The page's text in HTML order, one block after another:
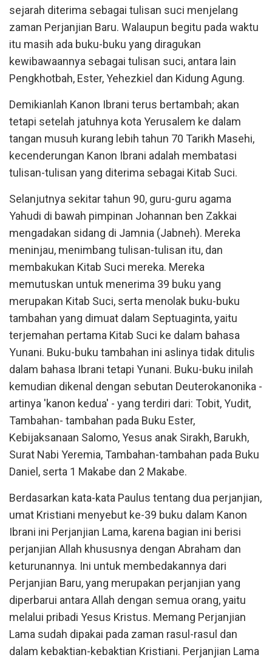
sejarah diterima sebagai tulisan suci menjelang
zaman Perjanjian Baru. Walaupun begitu pada waktu
itu masih ada buku-buku yang diragukan
kewibawaannya sebagai tulisan suci, antara lain
Pengkhotbah, Ester, Yehezkiel dan Kidung Agung.
Demikianlah Kanon Ibrani terus bertambah; akan
tetapi setelah jatuhnya kota Yerusalem ke dalam
tangan musuh kurang lebih tahun 70 Tarikh Masehi,
kecenderungan Kanon Ibrani adalah membatasi
tulisan-tulisan yang diterima sebagai Kitab Suci.
Selanjutnya sekitar tahun 90, guru-guru agama
Yahudi di bawah pimpinan Johannan ben Zakkai
mengadakan sidang di Jamnia (Jabneh). Mereka
meninjau, menimbang tulisan-tulisan itu, dan
membakukan Kitab Suci mereka. Mereka
memutuskan untuk menerima 39 buku yang
merupakan Kitab Suci, serta menolak buku-buku
tambahan yang dimuat dalam Septuaginta, yaitu
terjemahan pertama Kitab Suci ke dalam bahasa
Yunani. Buku-buku tambahan ini aslinya tidak ditulis
dalam bahasa Ibrani tetapi Yunani. Buku-buku inilah
kemudian dikenal dengan sebutan Deuterokanonika -
artinya 'kanon kedua' - yang terdiri dari: Tobit, Yudit,
Tambahan- tambahan pada Buku Ester,
Kebijaksanaan Salomo, Yesus anak Sirakh, Barukh,
Surat Nabi Yeremia, Tambahan-tambahan pada Buku
Daniel, serta 1 Makabe dan 2 Makabe.
Berdasarkan kata-kata Paulus tentang dua perjanjian,
umat Kristiani menyebut ke-39 buku dalam Kanon
Ibrani ini Perjanjian Lama, karena bagian ini berisi
perjanjian Allah khususnya dengan Abraham dan
keturunannya. Ini untuk membedakannya dari
Perjanjian Baru, yang merupakan perjanjian yang
diperbarui antara Allah dengan semua orang, yaitu
melalui pribadi Yesus Kristus. Memang Perjanjian
Lama sudah dipakai pada zaman rasul-rasul dan
dalam kebaktian-kebaktian Kristiani. Perjanjian Lama